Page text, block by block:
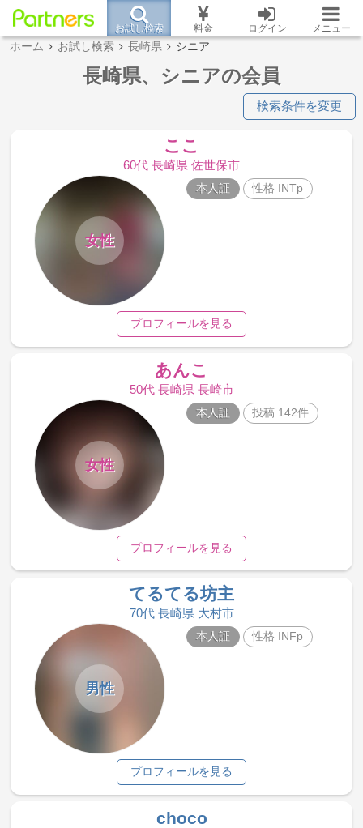
お試し検索 料金 ログイン メニュー
ホーム お試し検索 長崎県 シニア
長崎県、シニアの会員
検索条件を変更
ここ
60代 長崎県 佐世保市
女性
本人証 性格 INTp
プロフィールを見る
あんこ
50代 長崎県 長崎市
女性
本人証 投稿 142件
プロフィールを見る
てるてる坊主
70代 長崎県 大村市
男性
本人証 性格 INFp
プロフィールを見る
choco